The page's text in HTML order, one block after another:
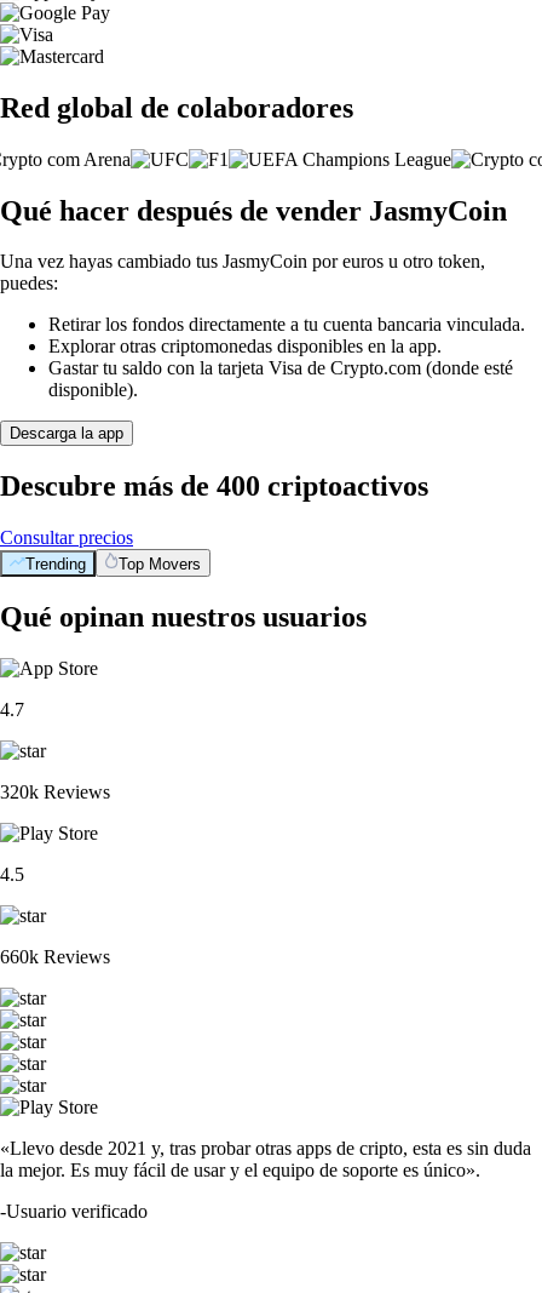
Red global de colaboradores
Qué hacer después de vender JasmyCoin
Una vez hayas cambiado tus JasmyCoin por euros u otro token,
puedes:
Retirar los fondos directamente a tu cuenta bancaria vinculada.
Explorar otras criptomonedas disponibles en la app.
Gastar tu saldo con la tarjeta Visa de Crypto.com (donde esté
disponible).
Descarga la app
Descubre más de 400 criptoactivos
Consultar precios
Trending Top Movers
Qué opinan nuestros usuarios
4.7
320k Reviews
4.5
660k Reviews
«Llevo desde 2021 y, tras probar otras apps de cripto, esta es sin duda
la mejor. Es muy fácil de usar y el equipo de soporte es único».
-Usuario verificado